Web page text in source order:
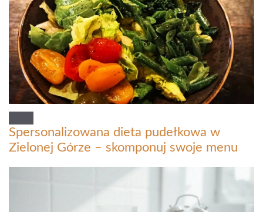
Spersonalizowana dieta pudełkowa w
Zielonej Górze – skomponuj swoje menu